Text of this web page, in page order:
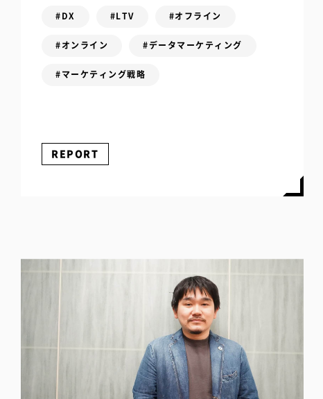
#DX #LTV #オフライン
#オンライン #データマーケティング
#マーケティング戦略
REPORT